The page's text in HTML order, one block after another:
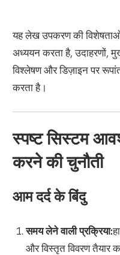
यह लेख उपकरण की विशेषताओं,
अध्ययन करता है, उदाहरणों,
विश्लेषण और डिज़ाइन पर
करता है।
स्पष्ट सिस्टम
करने की चुनौती
आम दर्द के बिंदु
समय लेने वाली प्रक्रिया:
और विस्तृत विवरण तैयार